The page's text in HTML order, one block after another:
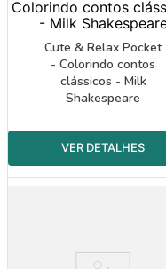
Cute & Relax Pocket
- Colorindo contos
clássicos - Milk
Shakespeare